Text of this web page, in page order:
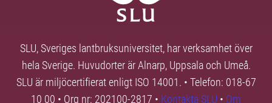
SLU, Sveriges lantbruksuniversitet, har verksamhet över
hela Sverige. Huvudorter är Alnarp, Uppsala och Umeå.
SLU är miljöcertifierat enligt ISO 14001. • Telefon: 018-67
10 00 • Org nr: 202100-2817 • Kontakta SLU • Om